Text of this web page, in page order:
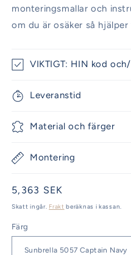
monteringsmallar och
om du är osäker så
VIKTIGT: HIN kod
Leveranstid
Material och färger
Montering
Ordinarie
pris
5,363 SEK
Skatt ingår. Frakt beräknas i kassan.
Färg